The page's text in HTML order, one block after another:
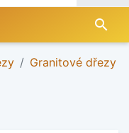
search
Granitové dřezy